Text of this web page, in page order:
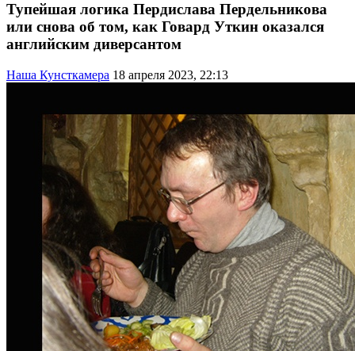
Тупейшая логика Пердислава Пердельникова
или снова об том, как Говард Уткин оказался
английским диверсантом
Наша Кунсткамера 18 апреля 2023, 22:13